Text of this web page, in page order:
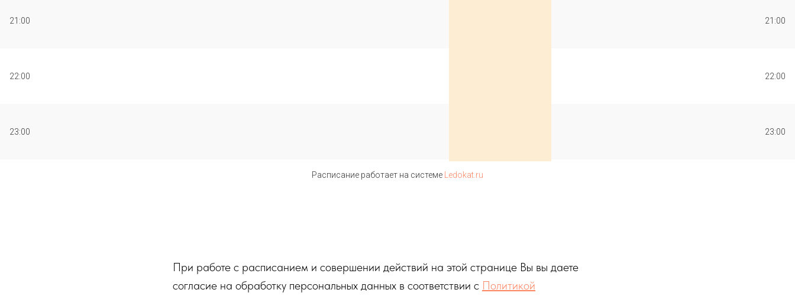
21:00 21:00
22:00 22:00
23:00 23:00
Расписание работает на системе Ledokat.ru
При работе с расписанием и совершении действий на этой странице Вы вы даете
согласие на обработку персональных данных в соответствии с Политикой